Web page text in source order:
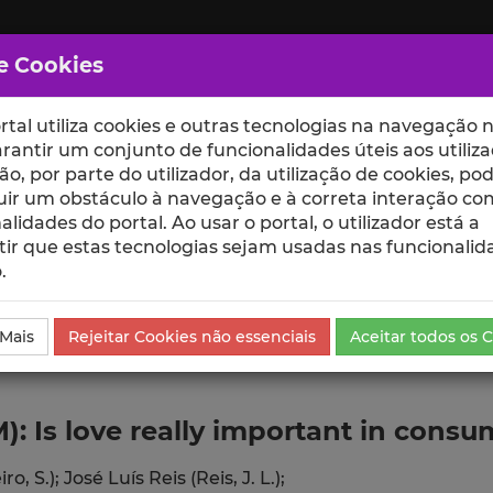
ESCOLAS UNIDADES
Is love really important in
S.); José Luís Reis (Reis, J. L.);
Cookies
utiliza cookies e outras tecnologias na navegação
um conjunto de funcionalidades úteis aos
por parte do utilizador, da utilização de cookies,
um obstáculo à navegação e à correta interação
do portal. Ao usar o portal, o utilizador está a
que estas tecnologias sejam usadas nas
Rejeitar Cookies não essenciais Aceitar todos os